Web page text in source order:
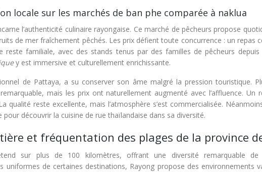
locale sur les marchés de ban phe comparée à naklua
l’authenticité culinaire rayongaise. Ce marché de pêcheurs propose
de mer fraîchement pêchés. Les prix défient toute concurrence : un repas
reste familiale, avec des stands tenus par des familles de pêcheurs depuis
y est immersive et culturellement enrichissante.
de Pattaya, a su conserver son âme malgré la pression touristique.
mais les prix ont naturellement augmenté avec l’affluence. Un
qualité reste excellente, mais l’atmosphère s’est commercialisée.
découvrir la cuisine de rue thaïlandaise dans sa diversité.
et fréquentation des plages de la province
sur plus de 100 kilomètres, offrant une diversité remarquable de
uniformes de certaines destinations, Rayong propose des environnements